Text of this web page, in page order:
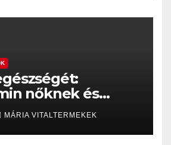
nőknek és
MÁRIA VITALTERMEKEK